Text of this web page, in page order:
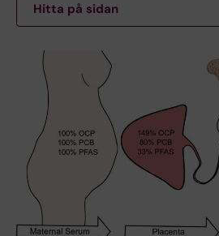
Hitta på sidan